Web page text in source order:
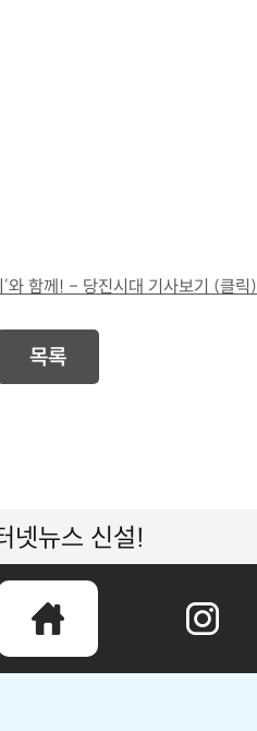
’와 함께! - 당진시대 기사보기 (클릭)
목록
넷뉴스 신설!